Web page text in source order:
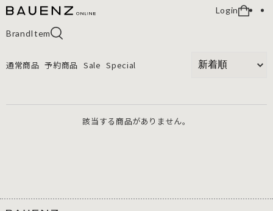
Login
BrandItem
通常商品 予約商品 Sale Special
該当する商品がありません。